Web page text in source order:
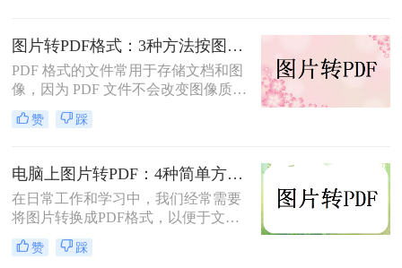
简单而快速的方法，帮助您轻松实现
照片转PDF的操作。
图片转PDF格式：3种方法按图片来源（手机/相机/截图）选！
PDF 格式的文件常用于存储文档和图
像，因为 PDF 文件不会改变图像质
量、版本或格式，而且可以在任何设
备之间轻松传输。如果你想将一些图
并成一个 PDF 文件，本文将介绍图片
如何转换为PDF格式。
赞 踩
电脑上图片转PDF：4种简单方法的操作步骤和DPI设置！
在日常工作和学习中，我们经常需要
将图片转换成PDF格式，以便于文件
的传输、存储和打印。那么电脑上怎
么图片转pdf呢？本文将介绍三种在电
赞 踩